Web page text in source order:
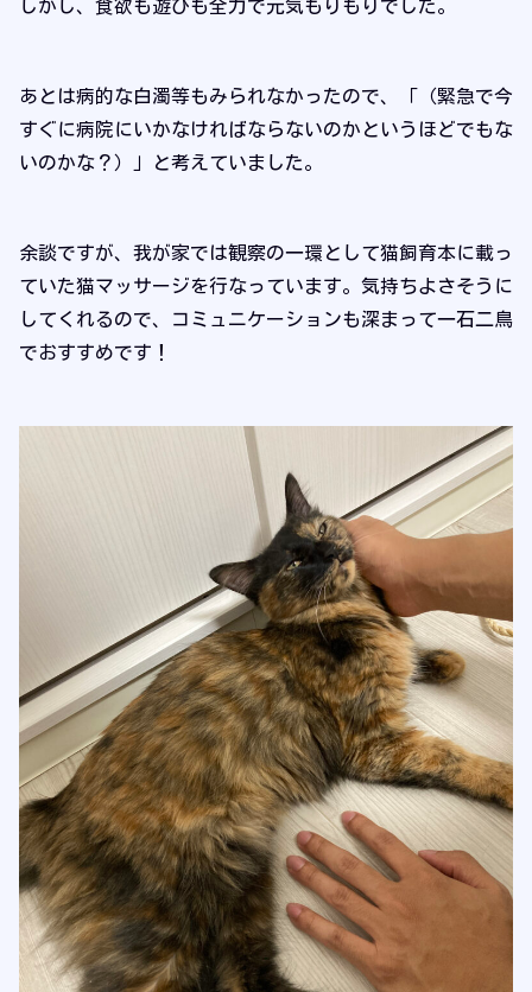
しかし、食欲も遊びも全力で元気もりもりでした。
あとは病的な白濁等もみられなかったので、「（緊急で今
すぐに病院にいかなければならないのかというほどでもな
いのかな？）」と考えていました。
余談ですが、我が家では観察の一環として猫飼育本に載っ
ていた猫マッサージを行なっています。気持ちよさそうに
してくれるので、コミュニケーションも深まって一石二鳥
でおすすめです！